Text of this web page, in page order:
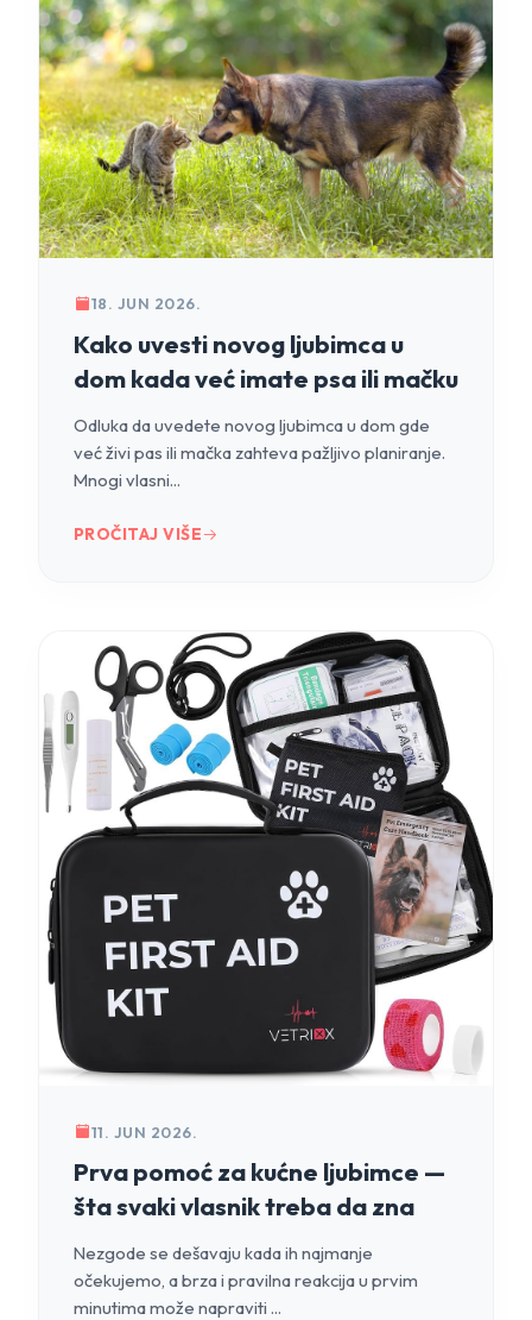
18. JUN 2026.
Kako uvesti novog ljubimca u
dom kada već imate psa ili mačku
Odluka da uvedete novog ljubimca u dom gde
već živi pas ili mačka zahteva pažljivo planiranje.
Mnogi vlasni...
PROČITAJ VIŠE
11. JUN 2026.
Prva pomoć za kućne ljubimce —
šta svaki vlasnik treba da zna
Nezgode se dešavaju kada ih najmanje
očekujemo, a brza i pravilna reakcija u prvim
minutima može napraviti ...